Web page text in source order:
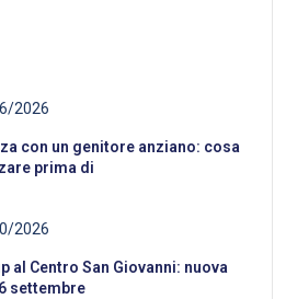
2026
con un genitore anziano: cosa
prima di
2026
al Centro San Giovanni: nuova
settembre